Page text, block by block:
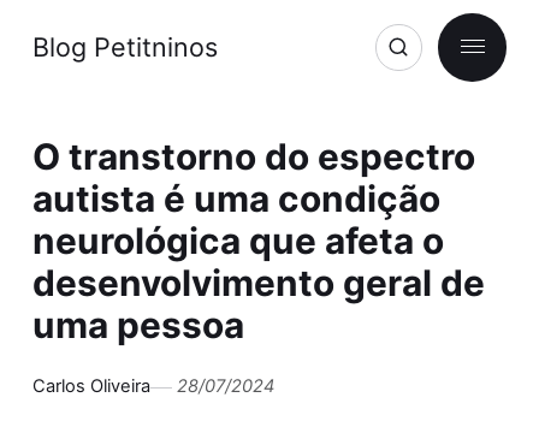
Blog Petitninos
O transtorno do espectro
autista é uma condição
neurológica que afeta o
desenvolvimento geral de
uma pessoa
Carlos Oliveira 28/07/2024